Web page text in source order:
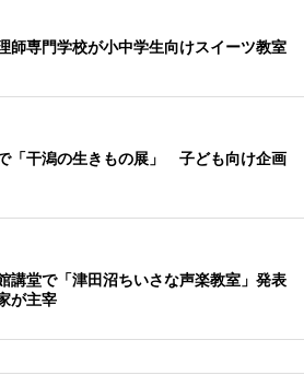
師専門学校が小中学生向けスイーツ教室
「干潟の生きもの展」 子ども向け企画
講堂で「津田沼ちいさな声楽教室」発表
が主宰